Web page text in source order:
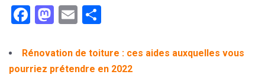
Facebook
Mastodon
Email
Rénovation de toiture : ces aides auxquelles vous
pourriez prétendre en 2022